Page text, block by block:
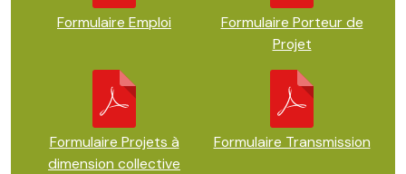
Formulaire Emploi
Formulaire Porteur de
Projet
Formulaire Projets à
dimension collective
Formulaire Transmission